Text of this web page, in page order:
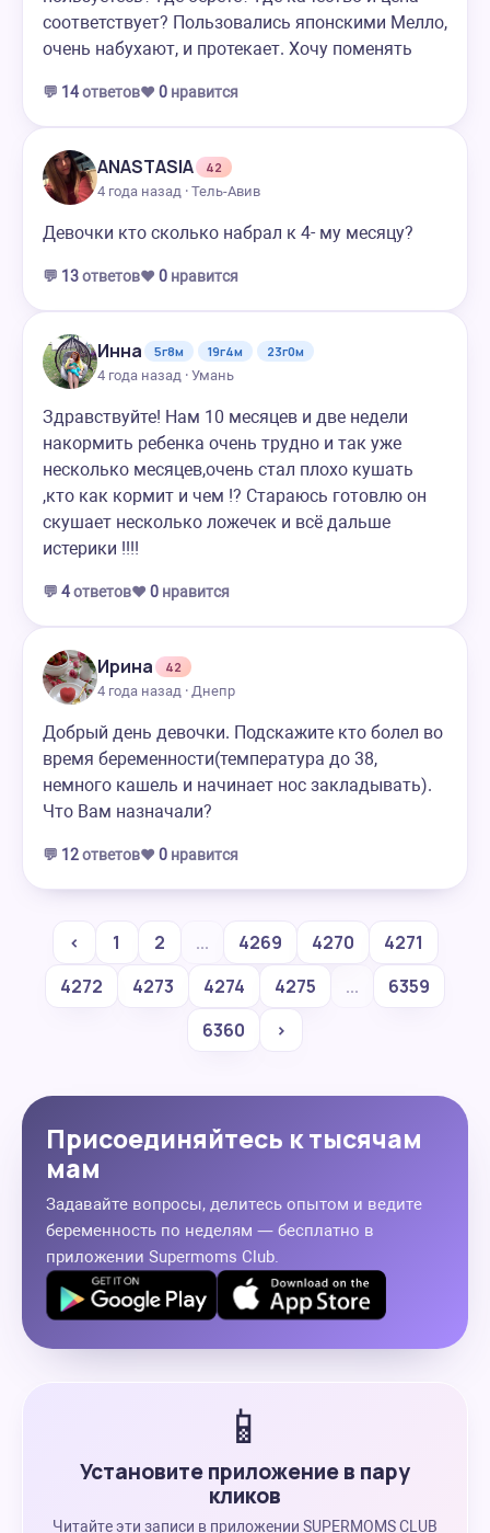
соответствует? Пользовались японскими Мелло,
очень набухают, и протекает. Хочу поменять
💬 14ответов❤️ 0 нравится
ANASTASIA
42
4 года назад · Тель-Авив
Девочки кто сколько набрал к 4- му месяцу?
💬 13ответов❤️ 0 нравится
Инна 5г8м 19г4м
23г0м
4 года назад · Умань
Здравствуйте! Нам 10 месяцев и две недели
накормить ребенка очень трудно и так уже
несколько месяцев,очень стал плохо кушать
,кто как кормит и чем !? Стараюсь готовлю он
скушает несколько ложечек и всё дальше
истерики !!!!
💬 4ответов❤️ 0 нравится
Ирина
42
4 года назад · Днепр
Добрый день девочки. Подскажите кто болел во
время беременности(температура до 38,
немного кашель и начинает нос закладывать).
Что Вам назначали?
💬 12ответов❤️ 0 нравится
‹ 1 2 ... 4269 4270
4271
4272
4273 4274 4275 ...
6359
6360
›
Присоединяйтесь к тысячам
мам
Задавайте вопросы, делитесь опытом и ведите
беременность по неделям — бесплатно в
приложении Supermoms Club.
📱
Установите приложение в пару
кликов
Читайте эти записи в приложении SUPERMOMS CLUB